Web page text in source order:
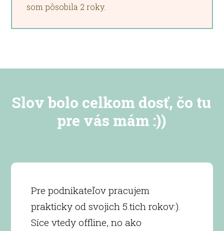
som pôsobila 2 roky.
Slov bolo celkom dosť, čo tu
pre vás mám :))
Pre podnikateľov pracujem
prakticky od svojich 5.tich rokov:).
Síce vtedy offline, no ako